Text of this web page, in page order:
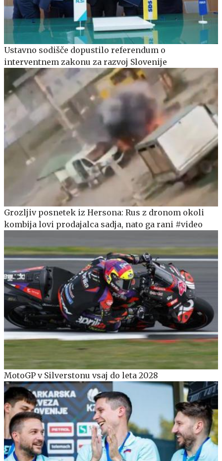
Ustavno sodišče dopustilo referendum o
interventnem zakonu za razvoj Slovenije
Grozljiv posnetek iz Hersona: Rus z dronom okoli
kombija lovi prodajalca sadja, nato ga rani #video
MotoGP v Silverstonu vsaj do leta 2028